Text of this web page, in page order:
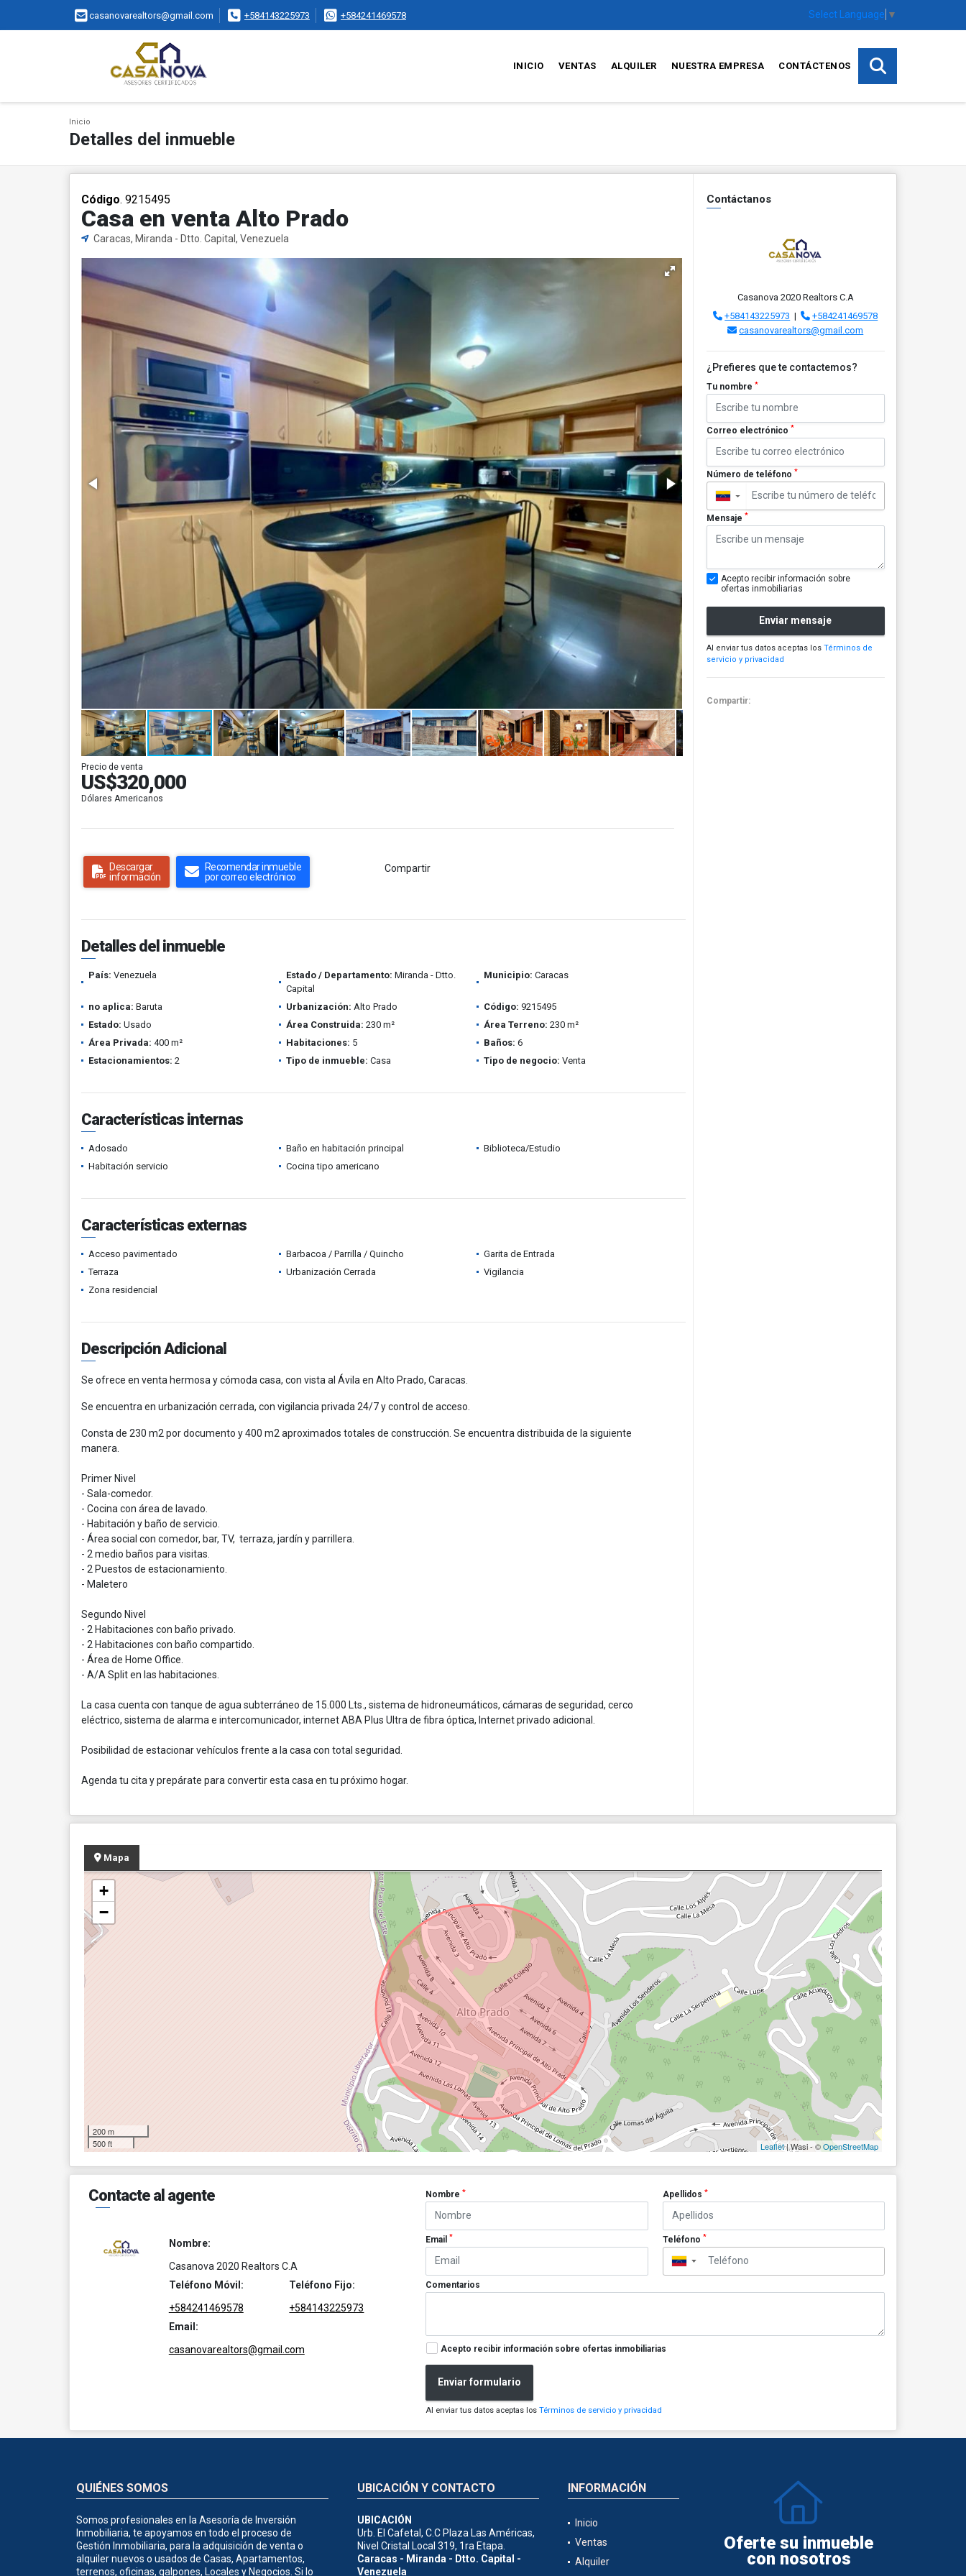
casanovarealtors@gmail.com +584143225973 +584241469578 Select Language ▼
INICIO VENTAS ALQUILER NUESTRA EMPRESA CONTÁCTENOS
Inicio
Detalles del inmueble
Código. 9215495
Casa en venta Alto Prado
Caracas, Miranda - Dtto. Capital, Venezuela
Precio de venta
US$320,000
Dólares Americanos
Descargar
información
Recomendar inmueble
por correo electrónico
Compartir
Detalles del inmueble
País: Venezuela Estado / Departamento: Miranda - Dtto.
Capital
Municipio: Caracas
no aplica: Baruta Urbanización: Alto Prado Código: 9215495
Estado: Usado Área Construida: 230 m² Área Terreno: 230 m²
Área Privada: 400 m² Habitaciones: 5 Baños: 6
Estacionamientos: 2 Tipo de inmueble: Casa Tipo de negocio: Venta
Características internas
Adosado Baño en habitación principal
Biblioteca/Estudio
Habitación servicio
Cocina tipo americano
Características externas
Acceso pavimentado Barbacoa / Parrilla / Quincho
Garita de Entrada
Terraza
Urbanización Cerrada
Vigilancia
Zona residencial
Descripción Adicional
Se ofrece en venta hermosa y cómoda casa, con vista al Ávila en Alto Prado, Caracas.
Se encuentra en urbanización cerrada, con vigilancia privada 24/7 y control de acceso.
Consta de 230 m2 por documento y 400 m2 aproximados totales de construcción. Se encuentra distribuida de la siguiente
manera.
Primer Nivel
- Sala-comedor.
- Cocina con área de lavado.
- Habitación y baño de servicio.
- Área social con comedor, bar, TV, terraza, jardín y parrillera.
- 2 medio baños para visitas.
- 2 Puestos de estacionamiento.
- Maletero
Segundo Nivel
- 2 Habitaciones con baño privado.
- 2 Habitaciones con baño compartido.
- Área de Home Office.
- A/A Split en las habitaciones.
La casa cuenta con tanque de agua subterráneo de 15.000 Lts., sistema de hidroneumáticos, cámaras de seguridad, cerco
eléctrico, sistema de alarma e intercomunicador, internet ABA Plus Ultra de fibra óptica, Internet privado adicional.
Posibilidad de estacionar vehículos frente a la casa con total seguridad.
Agenda tu cita y prepárate para convertir esta casa en tu próximo hogar.
Contáctanos
Casanova 2020 Realtors C.A
+584143225973 |
+584241469578
casanovarealtors@gmail.com
¿Prefieres que te contactemos?
Tu nombre *
Correo electrónico *
Número de teléfono *
▼
Mensaje *
Acepto recibir información sobre
ofertas inmobiliarias
Enviar mensaje
Al enviar tus datos aceptas los Términos de
servicio y privacidad
Compartir:
Mapa
+
−
200 m
500 ft
Leaflet| Wasi - ©OpenStreetMap
Contacte al agente
Nombre:
Casanova 2020 Realtors C.A
Teléfono Móvil:
+584241469578
Teléfono Fijo:
+584143225973
Email:
casanovarealtors@gmail.com
Nombre* Apellidos *
Email* Teléfono *
▼
Comentarios
Acepto recibir información sobre ofertas inmobiliarias
Enviar formulario
Al enviar tus datos aceptas losTérminos de servicio y privacidad
QUIÉNES SOMOS
Somos profesionales en la Asesoría de Inversión
Inmobiliaria, te apoyamos en todo el proceso de
Gestión Inmobiliaria, para la adquisición de venta o
alquiler nuevos o usados de Casas, Apartamentos,
terrenos, oficinas, galpones, Locales y Negocios. Si lo
UBICACIÓN Y CONTACTO
UBICACIÓN
Urb. El Cafetal, C.C Plaza Las Américas,
Nivel Cristal Local 319, 1ra Etapa.
Caracas - Miranda - Dtto. Capital -
Venezuela
INFORMACIÓN
Inicio
Ventas
Alquiler
Oferte su inmueble
con nosotros